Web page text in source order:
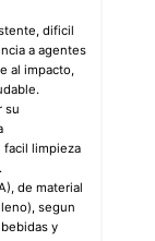
dificil
a agentes
al impacto,
su
facil limpieza
de material
segun
y